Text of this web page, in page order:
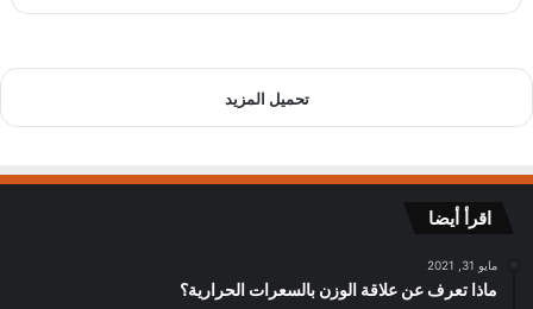
تحميل المزيد
اقرأ أيضا
مايو 31, 2021
ماذا تعرف عن علاقة الوزن بالسعرات الحرارية؟